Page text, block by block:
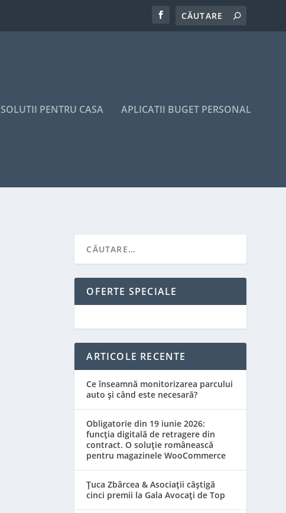
SOLUTII PENTRU CASA APLICATII BUGET PERSONAL
OFERTE SPECIALE
ARTICOLE RECENTE
Ce înseamnă monitorizarea parcului
auto și când este necesară?
Obligatorie din 19 iunie 2026:
funcția digitală de retragere din
contract. O soluție românească
pentru magazinele WooCommerce
Țuca Zbârcea & Asociații câștigă
cinci premii la Gala Avocați de Top